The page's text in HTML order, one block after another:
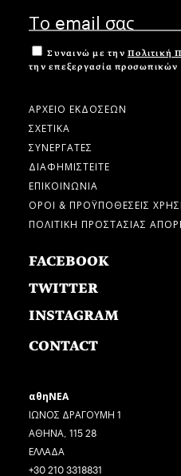
Συναινώ με την Πολιτική
την επεξεργασία
ΑΡΧΕΙΟ ΕΚΔΟΣΕΩΝ
ΣΧΕΤΙΚΑ
ΣΥΝΕΡΓΑΤΕΣ
ΔΙΑΦΗΜΙΣΤΕΙΤΕ
ΕΠΙΚΟΙΝΩΝΙΑ
ΟΡΟΙ & ΠΡΟΫΠΟΘΕΣΕΙΣ
ΠΟΛΙΤΙΚΗ ΠΡΟΣΤΑΣΙΑΣ
FACEBOOK
TWITTER
INSTAGRAM
CONTACT
αθηΝΕΑ
ΙΩΝΟΣ ΔΡΑΓΟΥΜΗ 1
ΑΘΗΝΑ, 115 28
ΕΛΛΑΔΑ
+30 210 3318831